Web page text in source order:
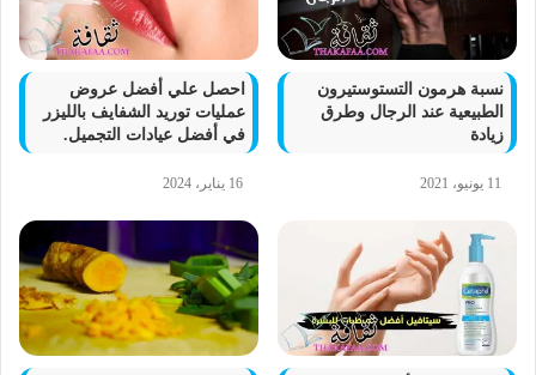
نسبة هرمون التستوستيرون
الطبيعية عند الرجال وطرق
زيادة
11 يونيو، 2021
احصل علي أفضل عروض
عمليات توريد الشفايف بالليزر
في أفضل عيادات التجميل.
16 يناير، 2024